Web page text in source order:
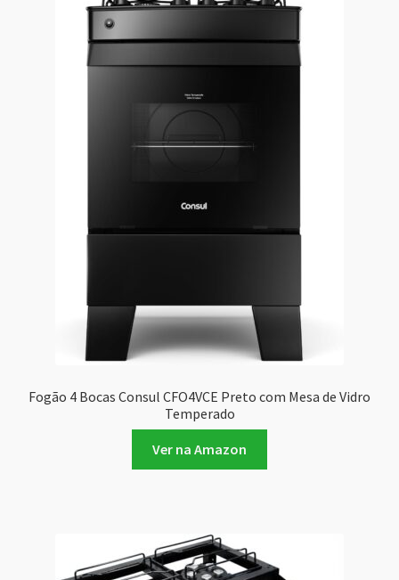
Fogão 4 Bocas Consul CFO4VCE Preto com Mesa de Vidro
Temperado
Ver na Amazon